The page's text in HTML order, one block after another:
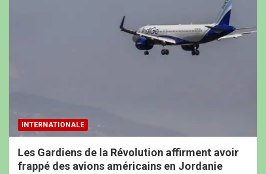
INTERNATIONALE
Les Gardiens de la Révolution affirment avoir
frappé des avions américains en Jordanie